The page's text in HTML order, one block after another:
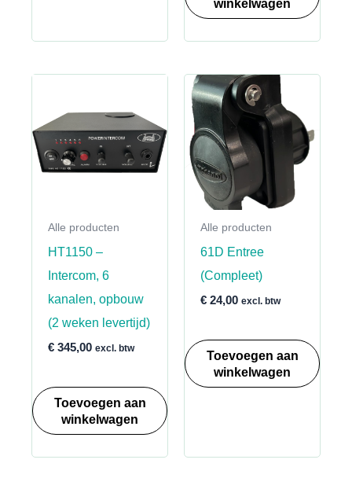
Alle producten
HT1150 –
Intercom, 6
kanalen, opbouw
(2 weken levertijd)
€345,00 excl. btw
Toevoegen aan
winkelwagen
Alle producten
61D Entree
(Compleet)
€24,00 excl. btw
Toevoegen aan
winkelwagen